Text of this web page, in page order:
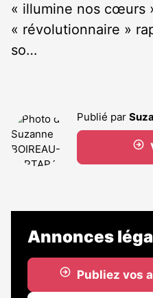
« illumine nos cœurs
« révolutionnaire »
so…
Publié par
Annonces
Publiez vos